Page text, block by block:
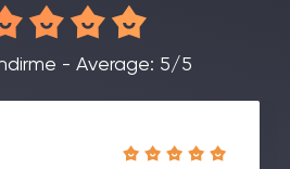
- Average: 5/5